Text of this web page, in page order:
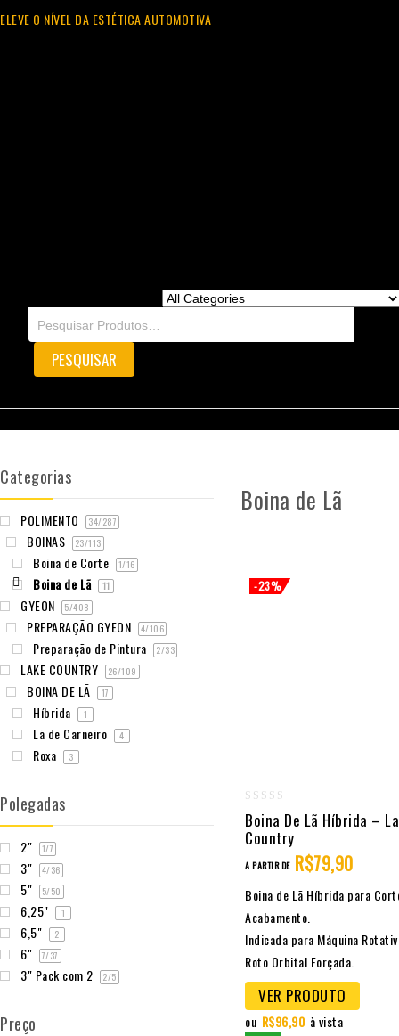
ELEVE O NÍVEL DA ESTÉTICA AUTOMOTIVA
Boina de Lã
-23%
0
out
Boina De Lã Híbrida –
Country
A PARTIR DE R$79,90
Boina de Lã Híbrida para
Acabamento.
Indicada para Máquina
Roto Orbital Forçada.
VER PRODUTO
ou R$96,90 à vista
Categorias
POLIMENTO 34/287
BOINAS 23/113
Boina de Corte 1/16
Boina de Lã 11
GYEON 5/408
PREPARAÇÃO GYEON 4/106
Preparação de Pintura 2/33
LAKE COUNTRY 26/109
BOINA DE LÃ 17
Híbrida 1
Lã de Carneiro 4
Roxa 3
Polegadas
2" 1/7
3" 4/36
5" 5/50
6,25" 1
6,5" 2
6" 7/37
3" Pack com 2 2/5
Preço